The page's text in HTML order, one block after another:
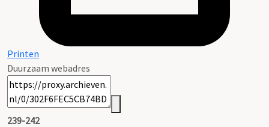
Printen
Duurzaam webadres
239-242